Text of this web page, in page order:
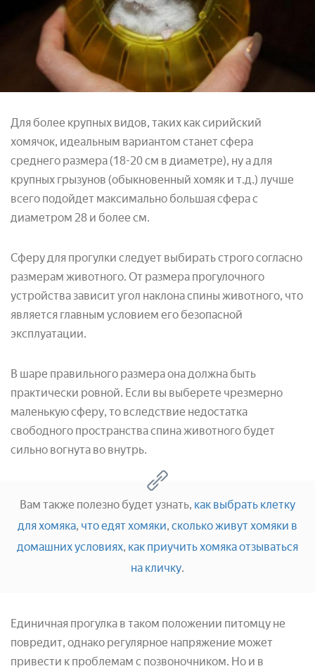
Для более крупных видов, таких как сирийский
хомячок, идеальным вариантом станет сфера
среднего размера (18-20 см в диаметре), ну а для
крупных грызунов (обыкновенный хомяк и т.д.) лучше
всего подойдет максимально большая сфера с
диаметром 28 и более см.
Сферу для прогулки следует выбирать строго согласно
размерам животного. От размера прогулочного
устройства зависит угол наклона спины животного, что
является главным условием его безопасной
эксплуатации.
В шаре правильного размера она должна быть
практически ровной. Если вы выберете чрезмерно
маленькую сферу, то вследствие недостатка
свободного пространства спина животного будет
сильно вогнута во внутрь.
Вам также полезно будет узнать, как выбрать клетку
для хомяка, что едят хомяки, сколько живут хомяки в
домашних условиях, как приучить хомяка отзываться
на кличку.
Единичная прогулка в таком положении питомцу не
повредит, однако регулярное напряжение может
привести к проблемам с позвоночником. Но и в